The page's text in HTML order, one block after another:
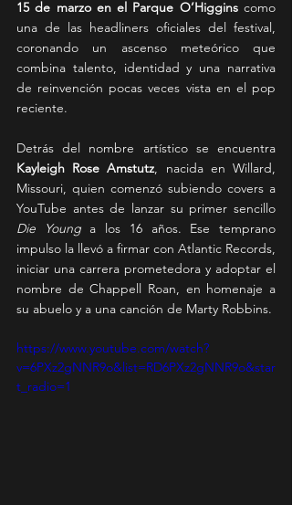
15 de marzo en el Parque O’Higgins como
una de las headliners oficiales del festival,
coronando un ascenso meteórico que
combina talento, identidad y una narrativa
de reinvención pocas veces vista en el pop
reciente.
Kayleigh Rose Amstutz, nacida en Willard,
Missouri, quien comenzó subiendo covers a
Die Young a los 16 años. Ese temprano
impulso la llevó a firmar con Atlantic Records,
iniciar una carrera prometedora y adoptar el
nombre de Chappell Roan, en homenaje a
su abuelo y a una canción de Marty Robbins.
https://www.youtube.com/watch?
v=6PXz2gNNR9o&list=RD6PXz2gNNR9o&star
t_radio=1